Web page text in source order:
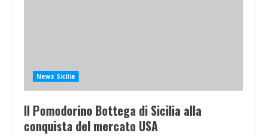
News Sicilia
Il Pomodorino Bottega di Sicilia alla
conquista del mercato USA